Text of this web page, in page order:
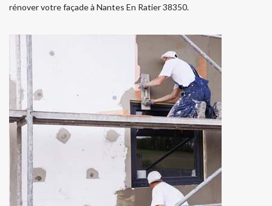
rénover votre façade à Nantes En Ratier 38350.